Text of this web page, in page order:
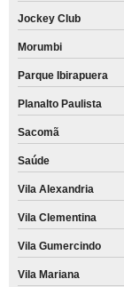
Jockey Club
Morumbi
Parque Ibirapuera
Planalto Paulista
Sacomã
Saúde
Vila Alexandria
Vila Clementina
Vila Gumercindo
Vila Mariana